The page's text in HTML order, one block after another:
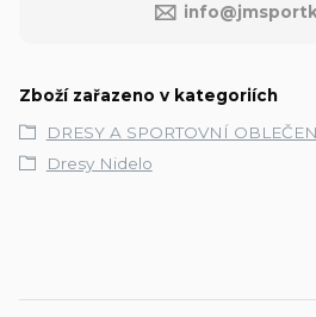
Zboží zařazeno v kategoriích
DRESY A SPORTOVNÍ
Dresy Nidelo